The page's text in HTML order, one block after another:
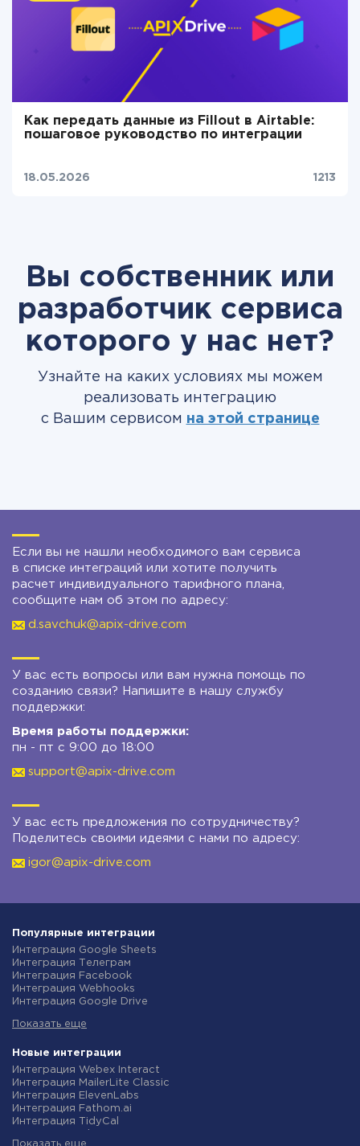
Как передать данные из Fillout в Airtable:
пошаговое руководство по интеграции
18.05.2026 1213
Вы собственник или
разработчик сервиса
которого у нас нет?
Узнайте на каких условиях мы можем
реализовать интеграцию
с Вашим сервисом на этой странице
Если вы не нашли необходимого вам сервиса
в списке интеграций или хотите получить
расчет индивидуального тарифного плана,
сообщите нам об этом по адресу:
d.savchuk@apix-drive.com
У вас есть вопросы или вам нужна помощь по
созданию связи? Напишите в нашу службу
поддержки:
Время работы поддержки:
пн - пт с 9:00 до 18:00
support@apix-drive.com
У вас есть предложения по сотрудничеству?
Поделитесь своими идеями с нами по адресу:
igor@apix-drive.com
Популярные интеграции
Интеграция Google Sheets
Интеграция Телеграм
Интеграция Facebook
Интеграция Webhooks
Интеграция Google Drive
Интеграция Gmail
Интеграция Новая Почта
Интеграция Binotel
Интеграция OpenAI (ChatGPT)
Интеграция Prom
Интеграция Приват24
Интеграция OLX
Интеграция TurboSMS
Интеграция SendPulse
Показать еще
Новые интеграции
Интеграция Webex Interact
Интеграция MailerLite Classic
Интеграция ElevenLabs
Интеграция Fathom.ai
Интеграция TidyCal
Показать еще